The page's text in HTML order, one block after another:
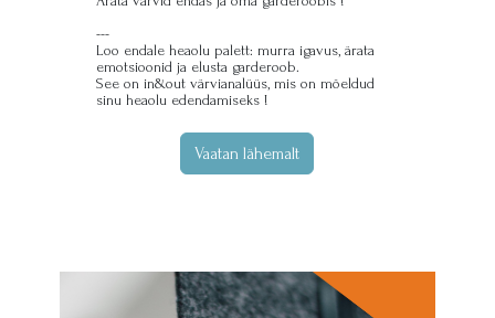
---
Loo endale heaolu palett: murra igavus, ärata
emotsioonid ja elusta garderoob.
See on in&out värvianalüüs, mis on mõeldud
sinu heaolu edendamiseks !
Vaatan lähemalt